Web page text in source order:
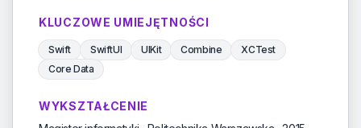
KLUCZOWE UMIEJĘTNOŚCI
Swift SwiftUI UIKit Combine
XCTest
Core Data
WYKSZTAŁCENIE